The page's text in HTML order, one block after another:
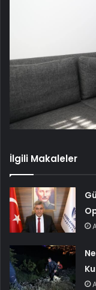
İlgili Makaleler